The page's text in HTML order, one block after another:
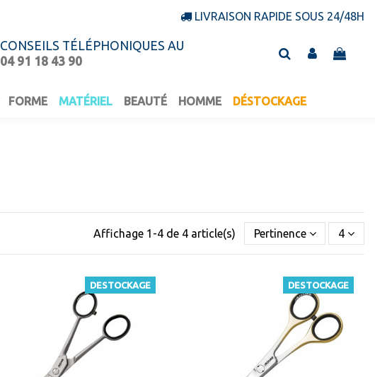
LIVRAISON RAPIDE SOUS 24/48H
CONSEILS TÉLÉPHONIQUES AU
04 91 18 43 90
FORME MATÉRIEL BEAUTÉ HOMME DÉSTOCKAGE
Affichage 1-4 de 4 article(s) Pertinence 4
DESTOCKAGE DESTOCKAGE